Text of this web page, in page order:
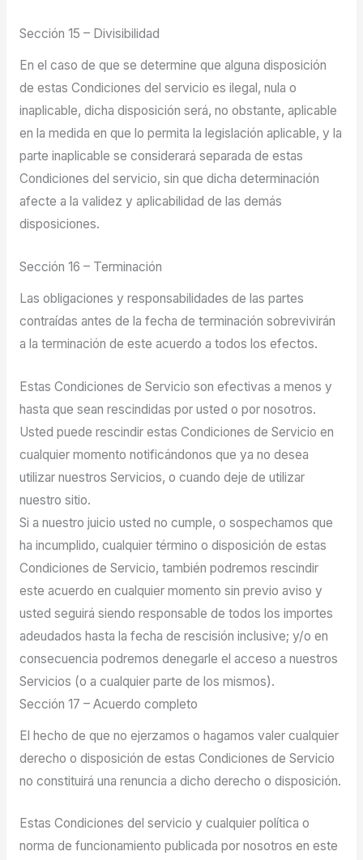
Sección 15 – Divisibilidad
En el caso de que se determine que alguna disposición
de estas Condiciones del servicio es ilegal, nula o
inaplicable, dicha disposición será, no obstante, aplicable
en la medida en que lo permita la legislación aplicable, y la
parte inaplicable se considerará separada de estas
Condiciones del servicio, sin que dicha determinación
afecte a la validez y aplicabilidad de las demás
disposiciones.
Sección 16 – Terminación
Las obligaciones y responsabilidades de las partes
contraídas antes de la fecha de terminación sobrevivirán
a la terminación de este acuerdo a todos los efectos.
Estas Condiciones de Servicio son efectivas a menos y
hasta que sean rescindidas por usted o por nosotros.
Usted puede rescindir estas Condiciones de Servicio en
cualquier momento notificándonos que ya no desea
utilizar nuestros Servicios, o cuando deje de utilizar
nuestro sitio.
Si a nuestro juicio usted no cumple, o sospechamos que
ha incumplido, cualquier término o disposición de estas
Condiciones de Servicio, también podremos rescindir
este acuerdo en cualquier momento sin previo aviso y
usted seguirá siendo responsable de todos los importes
adeudados hasta la fecha de rescisión inclusive; y/o en
consecuencia podremos denegarle el acceso a nuestros
Servicios (o a cualquier parte de los mismos).
Sección 17 – Acuerdo completo
El hecho de que no ejerzamos o hagamos valer cualquier
derecho o disposición de estas Condiciones de Servicio
no constituirá una renuncia a dicho derecho o disposición.
Estas Condiciones del servicio y cualquier política o
norma de funcionamiento publicada por nosotros en este